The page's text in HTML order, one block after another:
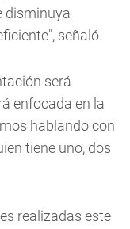
disminuya
señaló.
será
enfocada en la
hablando con
tiene uno, dos
realizadas este